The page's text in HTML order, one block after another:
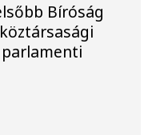
Bíróság